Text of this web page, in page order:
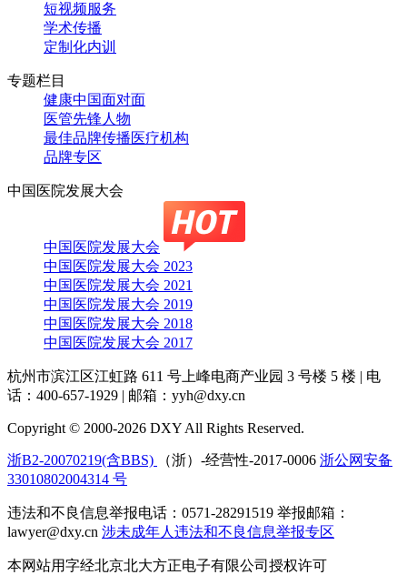
短视频服务
学术传播
定制化内训
专题栏目
健康中国面对面
医管先锋人物
最佳品牌传播医疗机构
品牌专区
中国医院发展大会
中国医院发展大会
中国医院发展大会 2023
中国医院发展大会 2021
中国医院发展大会 2019
中国医院发展大会 2018
中国医院发展大会 2017
杭州市滨江区江虹路 611 号上峰电商产业园 3 号楼 5 楼 | 电
话：400-657-1929 | 邮箱：yyh@dxy.cn
Copyright © 2000-2026 DXY All Rights Reserved.
浙B2-20070219(含BBS) （浙）-经营性-2017-0006 浙公网安备
33010802004314 号
违法和不良信息举报电话：0571-28291519 举报邮箱：
lawyer@dxy.cn 涉未成年人违法和不良信息举报专区
本网站用字经北京北大方正电子有限公司授权许可